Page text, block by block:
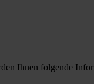
Ihnen folgende